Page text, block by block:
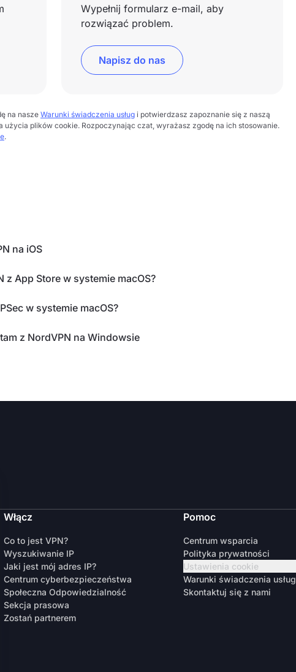
Wypełnij formularz e-mail, aby
rozwiązać problem.
Napisz do nas
na nasze Warunki świadczenia usług i potwierdzasz zapoznanie się z naszą
użycia plików cookie. Rozpoczynając czat, wyrażasz zgodę na ich stosowanie.
.
na iOS
App Store w systemie macOS?
w systemie macOS?
z NordVPN na Windowsie
Włącz
Co to jest VPN?
Wyszukiwanie IP
Jaki jest mój adres IP?
Centrum cyberbezpieczeństwa
Społeczna Odpowiedzialność
Sekcja prasowa
Zostań partnerem
Pomoc
Centrum wsparcia
Polityka prywatności
Ustawienia cookie
Warunki świadczenia usług
Skontaktuj się z nami